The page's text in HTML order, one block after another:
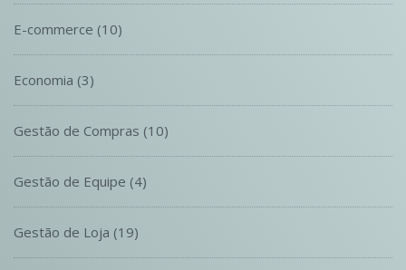
E-commerce (10)
Economia (3)
Gestão de Compras (10)
Gestão de Equipe (4)
Gestão de Loja (19)